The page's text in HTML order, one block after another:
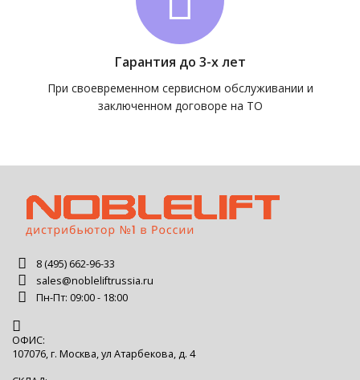
Гарантия до 3-х лет
При своевременном сервисном обслуживании и
заключенном договоре на ТО
8 (495) 662-96-33
sales@nobleliftrussia.ru
Пн-Пт: 09:00 - 18:00
ОФИС:
107076, г. Москва, ул Атарбекова, д. 4